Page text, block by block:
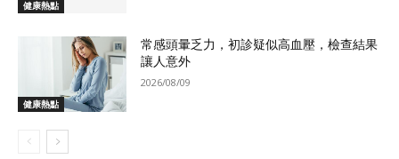
健康熱點
健康熱點
常感頭暈乏力，初診疑似高血壓，檢查結果
讓人意外
2026/08/09